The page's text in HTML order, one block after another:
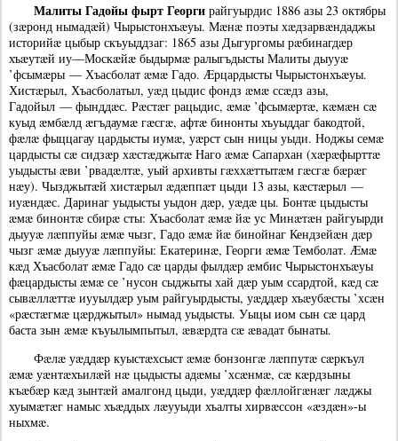
Малиты Гадойы фырт Георги райгуырдис 1886 азы 23 октябры
(зæронд нымадæй) Чырыстонхъæуы. Мæнæ поэты хæдзарвæндаджы
историйæ цыбыр скъуыддзаг: 1865 азы Дыгургомы рæбинагдæр
хъæутæй иу—Москæйæ быдырмæ ралыгъдысты Малиты дыууæ
’фсымæры — Хъасболат æмæ Гадо. Æрцардысты Чырыстонхъæуы.
Хистæрыл, Хъасболатыл, уæд цыдис фондз æмæ ссæдз азы,
Гадойыл — фынддæс. Рæстæг рацыдис, æмæ ’фсымæртæ, кæмæн сæ
куыд æмбæлд æгъдаумæ гæсгæ, афтæ бинонты хъуыддаг бакодтой,
фæлæ фыццагау цардысты иумæ, уæрст сын ницы уыди. Ноджы семæ
цардысты сæ сидзæр хæстæджытæ Наго æмæ Сапархан (хæрæфырттæ
уыдысты æви ’рвадæлтæ, уый архивты гæххæттытæм гæсгæ бæрæг
нæу). Чызджытæй хистæрыл æдæппæт цыди 13 азы, кæстæрыл —
иуæндæс. Даринаг уыдысты уыдон дæр, уæдæ цы. Бонтæ цыдысты
æмæ бинонтæ сбирæ сты: Хъасболат æмæ йæ ус Минæтæн райгуырди
дыууæ лæппуйы æмæ чызг, Гадо æмæ йæ бинойнаг Кендзейæн дæр
чызг æмæ дыууæ лæппуйы: Екатеринæ, Георги æмæ Темболат. Æмæ
кæд Хъасболат æмæ Гадо сæ царды фылдæр æмбис Чырыстонхъæуы
фæцардысты æмæ се ’нусон сыджыты хай дæр уым ссардтой, кæд сæ
сывæллæттæ иууылдæр уым райгуырдысты, уæддæр хъæубæсты ’хсæн
«рæстæгмæ цæрджытыл» нымад уыдысты. Уыцы иом сын сæ цард
баста зын æмæ къуылымпытыл, æвæрдта сæ æвадат бынаты.
Фæлæ уæддæр куыстæхсыст æмæ бонзонгæ лæппутæ сæркъул
æмæ уæнтæхъилæй нæ цыдысты адæмы ’хсæнмæ, сæ кæрдзыны
къæбæр кæд зынтæй амалгонд цыди, уæддæр фæллойгæнæг лæджы
хуымæтæг намыс хъæддых лæууыди хъалты хирвæссон «æздæн»-ы
ныхмæ.